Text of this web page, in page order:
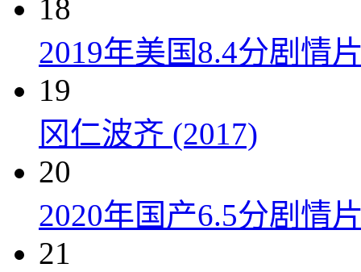
18
2019年美国8.4分剧情
19
冈仁波齐 (2017)
20
2020年国产6.5分剧情
21